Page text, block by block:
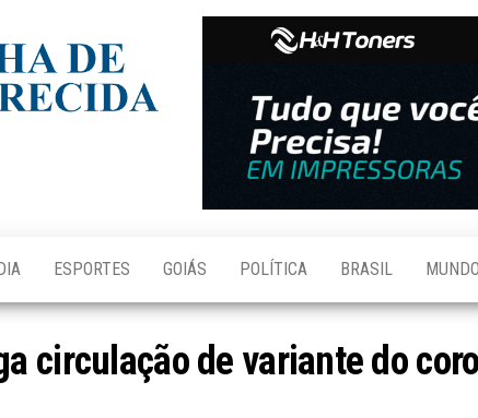
Aparecida
ESPORTES GOIÁS POLÍTICA BRASIL MUNDO
circulação de variante do